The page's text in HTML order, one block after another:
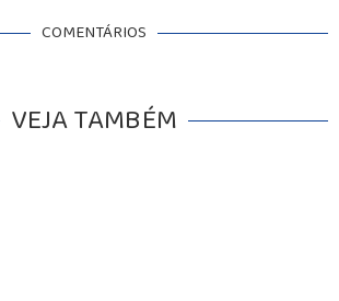
COMENTÁRIOS
VEJA TAMBÉM